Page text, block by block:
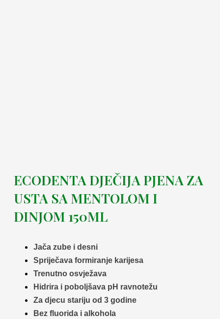
ECODENTA DJEČIJA PJENA ZA
USTA SA MENTOLOM I
DINJOM 150ML
Jača zube i desni
Spriječava formiranje karijesa
Trenutno osvježava
Hidrira i poboljšava pH ravnotežu
Za djecu stariju od 3 godine
Bez fluorida i alkohola